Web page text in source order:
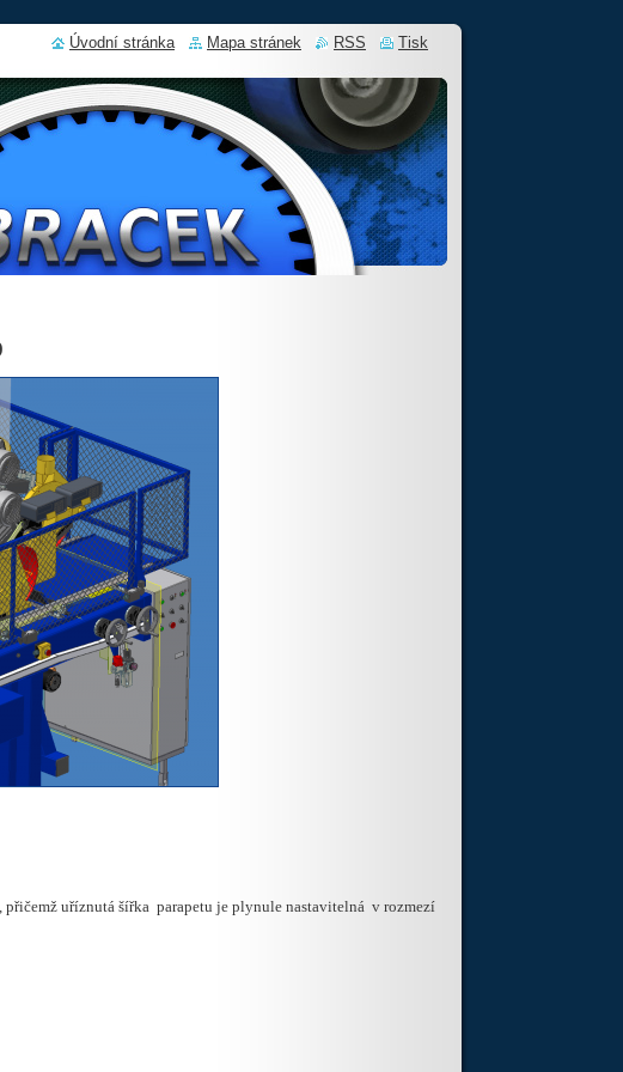
přičemž uříznutá šířka parapetu je plynule nastavitelná v rozmezí
Úvodní stránka Mapa stránek RSS Tisk